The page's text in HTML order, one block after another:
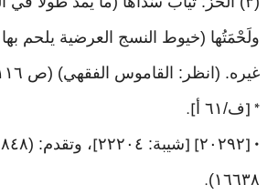
ولَحْمَتُها (خيوط النسج العرضية يلحم
غيره. (انظر: القاموس الفقهي) (ص ١١٦)
* [ف/٦١ أ ].
• [٢٠٢٩٢] [شيبة: ٢٢٢٠٤ ]
١٦٦٣٨) .